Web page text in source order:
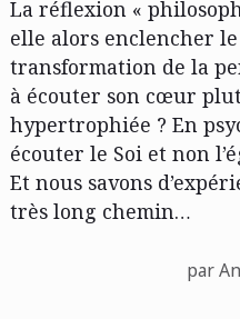
La réflexion «
elle alors enclencher le
transformation de la
à écouter son cœur
hypertrophiée ? En
écouter le Soi et non
Et nous savons
très long chemin…
par